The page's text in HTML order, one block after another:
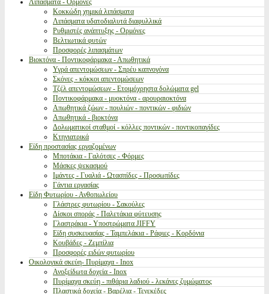
Λιπάσματα - Ορμόνες
Κοκκώδη χημικά λιπάσματα
Λιπάσματα υδατοδιαλυτά διαφυλλικά
Ρυθμιστές ανάπτυξης - Ορμόνες
Βελτιωτικά φυτών
Προσφορές λιπασμάτων
Βιοκτόνα - Ποντικοφάρμακα - Απωθητικά
Υγρά απεντομώσεων - Σπρέυ καπνογόνα
Σκόνες - κόκκοι απεντομώσεων
Τζέλ απεντομώσεων - Ετοιμόχρηστα δολώματα gel
Ποντικοφάρμακα - μυοκτόνα - αρουραιοκτόνα
Απωθητικά ζώων - πουλιών - ποντικών - φιδιών
Απωθητικά - βιοκτόνα
Δολωματικοί σταθμοί - κόλλες ποντικών - ποντικοπαγίδες
Κτηνιατρικά
Είδη προστασίας εργαζομένων
Μποτάκια - Γαλότσες - Φόρμες
Μάσκες ψεκασμού
Ιμάντες - Γυαλιά - Ωτασπίδες - Προσωπίδες
Γάντια εργασίας
Είδη Φυτωρίου - Ανθοπωλείου
Γλάστρες φυτωρίου - Σακούλες
Δίσκοι σποράς - Παλετάκια φύτευσης
Γλαστράκια - Υποστρώματα JIFFY
Είδη συσκευασίας - Ταμπελάκια - Ράφιες - Κορδόνια
Κουβάδες - Ζεμπίλια
Προσφορές ειδών φυτωρίου
Οικολογικά σκεύη- Πυρίμαχα - Inox
Ανοξείδωτα δοχεία - Inox
Πυρίμαχα σκεύη - πιθάρια λαδιού - λεκάνες ζυμώματος
Πλαστικά δοχεία - Βαρέλια - Τενεκέδες